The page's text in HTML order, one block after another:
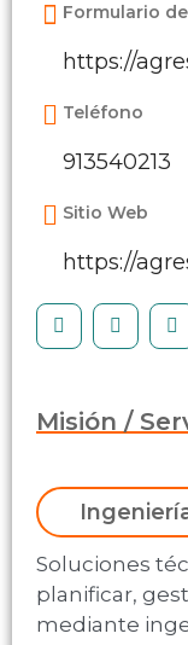
Formulario
https://
Teléfono
913540213
Sitio Web
https://
Misión /
Soluciones
planificar,
mediante